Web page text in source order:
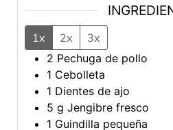
1x 2x
3x
2 Pechuga de pollo
1 Cebolleta
1 Dientes de ajo
5 g Jengibre fresco
1 Guindilla pequeña